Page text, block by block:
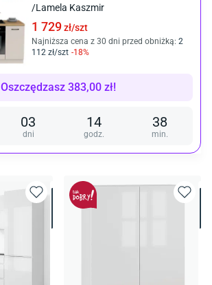
/Lamela Kaszmir
1 729 zł/szt
Najniższa cena z 30 dni przed obniżką: 2
112 zł/szt -18%
Oszczędzasz 383,00 zł!
03
dni
14
godz.
38
min.